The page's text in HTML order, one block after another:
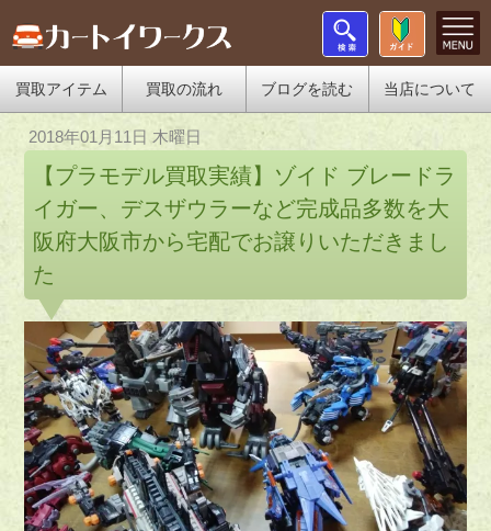
買取アイテム 買取の流れ ブログを読む 当店について
2018年01月11日 木曜日
【プラモデル買取実績】ゾイド ブレードラ
イガー、デスザウラーなど完成品多数を大
阪府大阪市から宅配でお譲りいただきまし
た